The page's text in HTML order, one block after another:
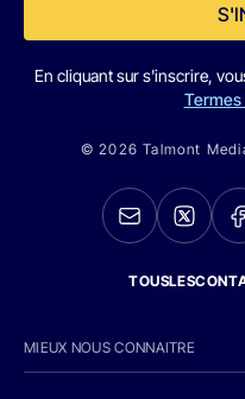
En cliquant sur s'inscrire,
© 2026 Talmont
MIEUX NOUS CONNAITRE